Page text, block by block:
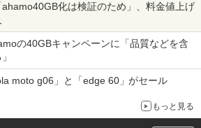
ahamo40GB化は検証のため」、料金値上げ
の40GBキャンペーンに「品質などを含
moto g06」と「edge 60」がセール
もっと見る